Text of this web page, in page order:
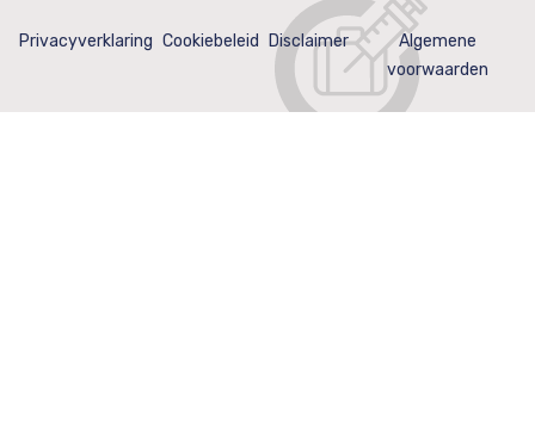
Privacyverklaring Cookiebeleid Disclaimer
Algemene
voorwaarden